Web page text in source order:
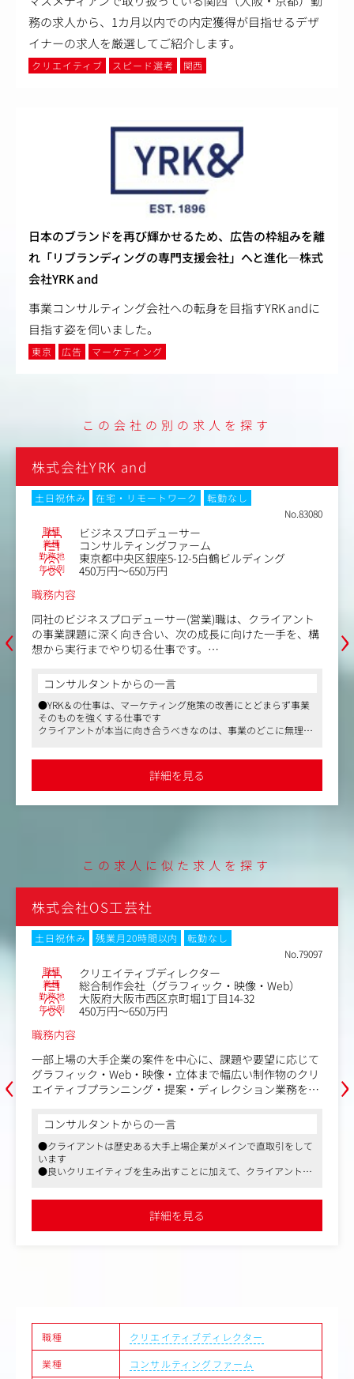
務の求人から、1カ月以内での内定獲得が目指せるデザ
イナーの求人を厳選してご紹介します。
クリエイティブ スピード選考 関西
日本のブランドを再び輝かせるため、広告の枠組みを離
れ「リブランディングの専門支援会社」へと進化―株式
会社YRK and
事業コンサルティング会社への転身を目指すYRK andに
目指す姿を伺いました。
東京 広告 マーケティング
この会社の別の求人を探す
‹
株式会社YRK and
土日祝休み 在宅・リモートワーク
転勤なし
No.83080
職種 ビジネスプロデューサー
業種 コンサルティングファーム
勤務地 東京都中央区銀座5-12-5白鶴ビルディング
年収例
450万円～650万円
職務内容
同社のビジネスプロデューサー(営業)職は、クライアント
の事業課題に深く向き合い、次の成長に向けた一手を、構
想から実行までやり切る仕事です。
を取ることがゴールではありません。
仮説を持って現場に入り、クライアントから一次情報をヒ
アリングし、事業や組織の現実に根差した本質的な課題を
定めるところから、実行し、改善し、成果が出るところま
でを一貫して担います。
ししながら議論を重ね、多様なステークホルダーと信頼関
└業界・事業・組織を踏まえた仮説を持ち、クライアント
に会いに行きます
└既存・新規を問わず、自ら関係性を築き、機会をつくり
ます
●ヒアリング・現場理解を通じた課題設定
└経営・事業・現場それぞれの視点から一次情報を取得し
ます
└表面的な要望ではなく「本当に解くべき課題」を定義し
ます
●事業を前に進める戦略・打ち手の設計
└事業戦略・ブランド戦略を含め、実行可能な形に落とし
└KPI設計、業務プロセス改善、顧客体験の見直しなども
含みます
●実行フェーズへの伴走・プロジェクト推進
└社内外の関係者を巻き込み、実行できる体制を組みます
└立ち上げ段階では、自ら最前線に立ちながら進めます
└想定どおりにいかない前提で、仮説検証と改善を繰り返
します
└戦略を描いて終わらせず、現実に合わせて磨き続けます
●事業成果の振り返りと、次の一手の構想
ーマを描きます
└単発で終わらせず、継続的な事業伴走につなげます
無理があり、どこを変えれば前に進むのかという問いで
す。
その本質的な事業課題に踏み込み、事業そのものを強くす
ることに挑み続けられる環境があります。
コンサルタントからの一言
●YRK＆の仕事は、マーケティング施策の改善にとどまらず事業
そのものを強くする仕事です
クライアントが本当に向き合うべきなのは、事業のどこに無理が
●「0→1」で終わらず、「1→10」「10→100」まで伴走できる点
も特徴で、単に構想や立ち上げだけを担う仕事ではありません
描いた一手が実行され、形になり、成果として積み上がるまで、
ライアントと向き合います。
決まった型に頼らず、思考力と行動力の両方を磨き続けられる環
詳細を見る
›
この求人に似た求人を探す
‹
株式会社OS工芸社
土日祝休み 残業月20時間以内
転勤なし
No.79097
職種 クリエイティブディレクター
業種 総合制作会社（グラフィック・映像・Web）
勤務地 大阪府大阪市西区京町堀1丁目14-32
年収例
450万円～650万円
職務内容
一部上場の大手企業の案件を中心に、課題や要望に応じて
グラフィック・Web・映像・立体まで幅広い制作物のクリ
エイティブプランニング・提案・ディレクション業務を担
案件によっては、グラフィック、Web、映像、イベントと
プロモーション設計段階からクリエイティブへの落とし込
みまで、トータルで手がけることあります。
高い技術・開発力はあるが、広報・プロモーション力が弱
ともできます。
コンサルタントからの一言
●クライアントは歴史ある大手上場企業がメインで直取引をして
います
●良いクリエイティブを生み出すことに加えて、クライアントの
●取引歴も長いクライアントが多く、実績や関係値をしっかり構
築されておりますのでお仕事のコントロールがききやすく、過度
な残業はありません
詳細を見る
›
職種
クリエイティブディレクター
業種
コンサルティングファーム